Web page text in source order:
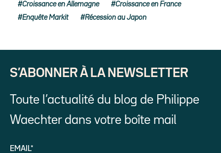
Croissance en Allemagne Croissance en France
Enquête Markit Récession au Japon
S’ABONNER À LA NEWSLETTER
Toute l’actualité du blog de Philippe
Waechter dans votre boîte mail
EMAIL*